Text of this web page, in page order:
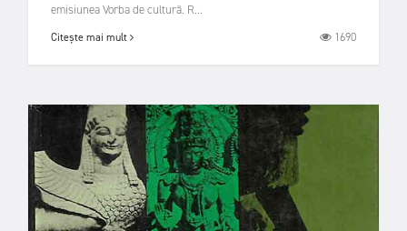
emisiunea Vorba de cultură. R...
Citește mai mult 1690